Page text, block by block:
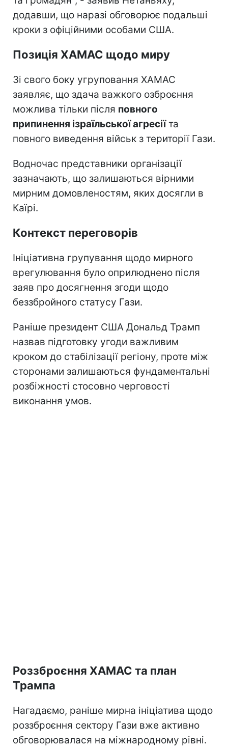
додавши, що наразі обговорює подальші
кроки з офіційними особами США.
Позиція ХАМАС щодо миру
Зі свого боку угруповання ХАМАС
заявляє, що здача важкого озброєння
можлива тільки після повного
припинення ізраїльської агресіїта
повного виведення військ з території Гази.
Водночас представники організації
зазначають, що залишаються вірними
мирним домовленостям, яких досягли в
Каїрі.
Контекст переговорів
Ініціативна групування щодо мирного
врегулювання було оприлюднено після
заяв про досягнення згоди щодо
беззбройного статусу Гази.
Раніше президент США Дональд Трамп
назвав підготовку угоди важливим
кроком до стабілізації регіону, проте між
сторонами залишаються фундаментальні
розбіжності стосовно черговості
виконання умов.
Роззброєння ХАМАС та план
Трампа
Нагадаємо, раніше мирна ініціатива щодо
роззброєння сектору Гази вже активно
обговорювалася на міжнародному рівні.